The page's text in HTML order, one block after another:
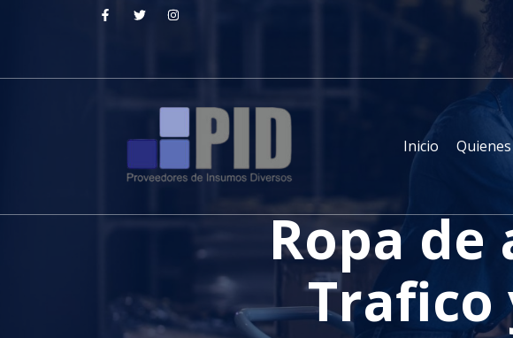
Inicio
Ropa
Trafico